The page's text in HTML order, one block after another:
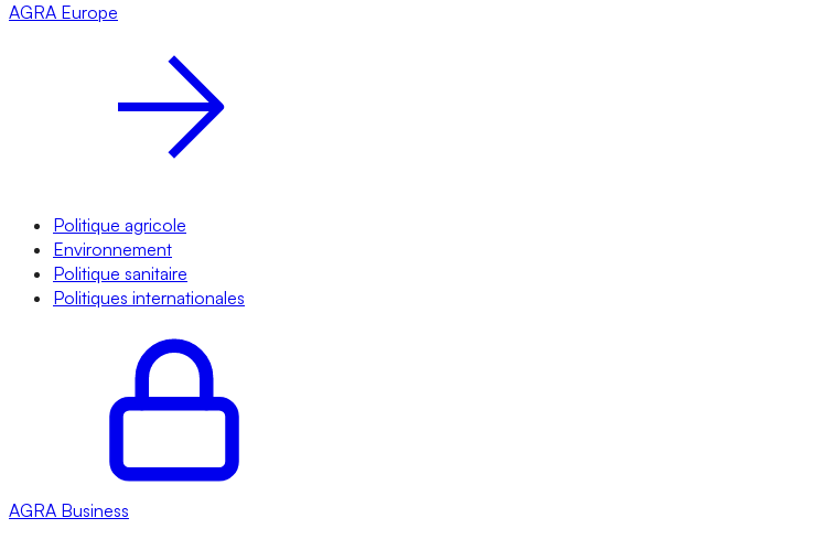
AGRA Europe
Politique agricole
Environnement
Politique sanitaire
Politiques internationales
AGRA Business